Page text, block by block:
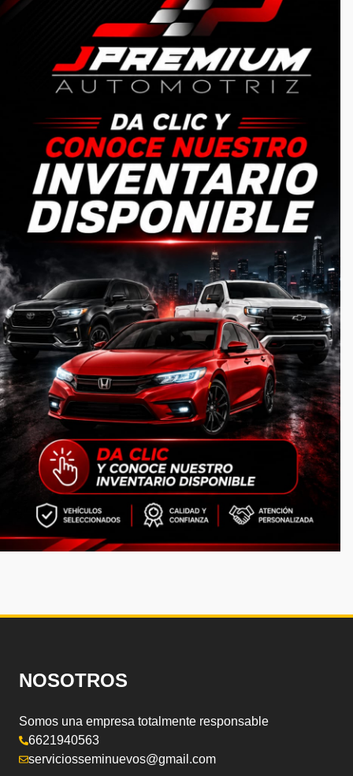
NOSOTROS
Somos una empresa totalmente responsable
6621940563
serviciosseminuevos@gmail.com
CATEGORIAS
Inicio